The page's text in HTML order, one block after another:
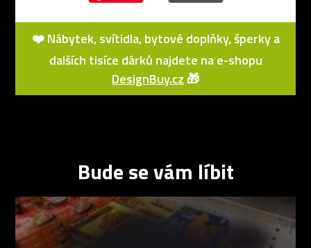
❤️ Nábytek, svítidla, bytové doplňky, šperky a
dalších tisíce dárků najdete na e-shopu
DesignBuy.cz 🎁
Bude se vám líbit